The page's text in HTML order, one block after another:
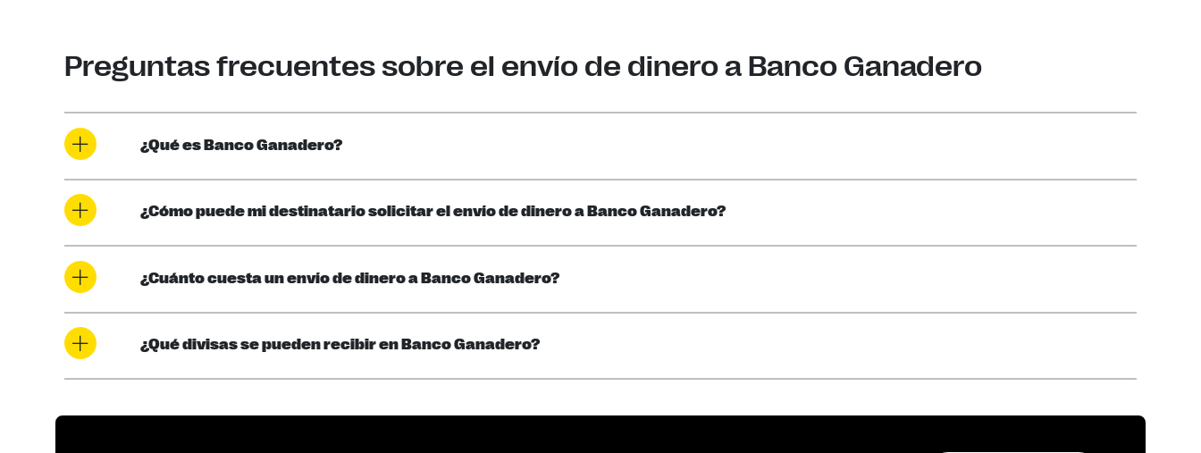
Preguntas frecuentes sobre el envío de dinero a Banco Ganadero
¿Qué es Banco Ganadero?
¿Cómo puede mi destinatario solicitar el envío de dinero a Banco Ganadero?
¿Cuánto cuesta un envío de dinero a Banco Ganadero?
¿Qué divisas se pueden recibir en Banco Ganadero?